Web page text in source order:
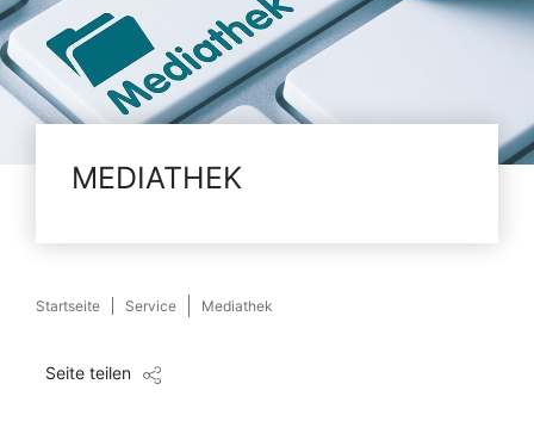
MEDIATHEK
Startseite Service Mediathek
Seite teilen